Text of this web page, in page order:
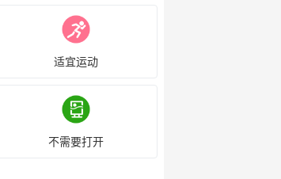
适宜运动
不需要打开